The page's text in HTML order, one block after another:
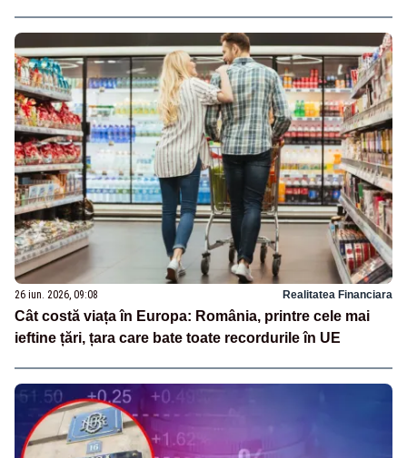
26 iun. 2026, 09:08 Realitatea Financiara
Cât costă viața în Europa: România, printre cele mai
ieftine țări, țara care bate toate recordurile în UE